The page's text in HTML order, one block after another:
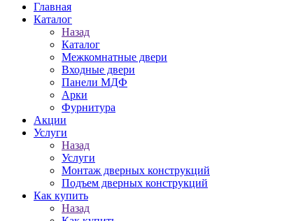
Главная
Каталог
Назад
Каталог
Межкомнатные двери
Входные двери
Панели МДФ
Арки
Фурнитура
Акции
Услуги
Назад
Услуги
Монтаж дверных конструкций
Подъем дверных конструкций
Как купить
Назад